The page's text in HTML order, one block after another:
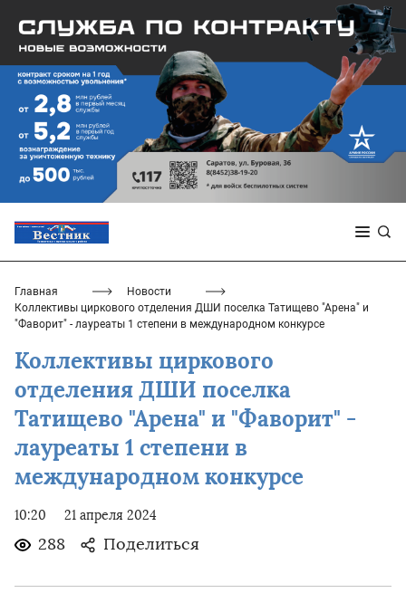
Главная
Новости
Коллективы циркового отделения ДШИ поселка Татищево "Арена" и
"Фаворит" - лауреаты 1 степени в международном конкурсе
Коллективы циркового
отделения ДШИ поселка
Татищево "Арена" и "Фаворит" -
лауреаты 1 степени в
международном конкурсе
10:20 21 апреля 2024
288 Поделиться